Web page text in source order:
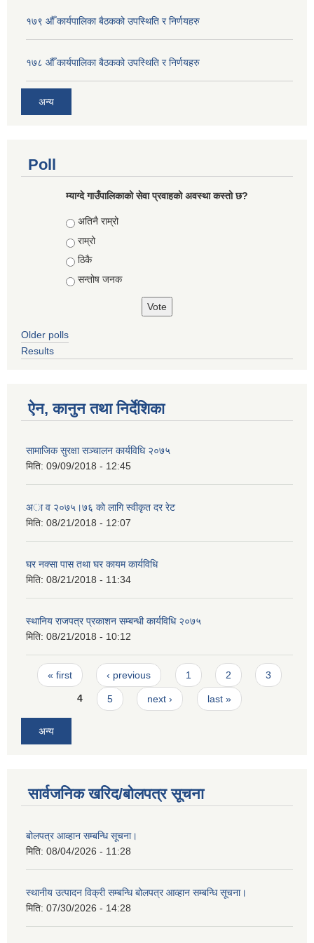
१७९ औँ कार्यपालिका बैठकको उपस्थिति र निर्णयहरु
१७८ औँ कार्यपालिका बैठकको उपस्थिति र निर्णयहरु
अन्य
Poll
म्याग्दे गाउँपालिकाको सेवा प्रवाहको अवस्था कस्तो छ?
Choices
अतिनै राम्रो
राम्रो
ठिकै
सन्तोष जनक
Older polls
Results
ऐन, कानुन तथा निर्देशिका
सामाजिक सुरक्षा सञ्चालन कार्यविधि २०७५
मिति: 09/09/2018 - 12:45
अा‍ व २०७५।७६ काे लागि स्वीकृत दर रेट
मिति: 08/21/2018 - 12:07
घर नक्सा पास तथा घर कायम कार्यविधि
मिति: 08/21/2018 - 11:34
स्थानिय राजपत्र प्रकाशन सम्बन्धी कार्यविधि २०७५
मिति: 08/21/2018 - 10:12
Pages
« first ‹ previous 1 2 3
4 5 next › last »
अन्य
सार्वजनिक खरिद/बोलपत्र सूचना
बोलपत्र आव्हान सम्बन्धि सूचना।
मिति: 08/04/2026 - 11:28
स्थानीय उत्पादन विक्री सम्बन्धि बोलपत्र आव्हान सम्बन्धि सूचना।
मिति: 07/30/2026 - 14:28